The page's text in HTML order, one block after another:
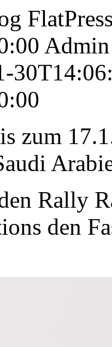
Admin
zum
Rally
den